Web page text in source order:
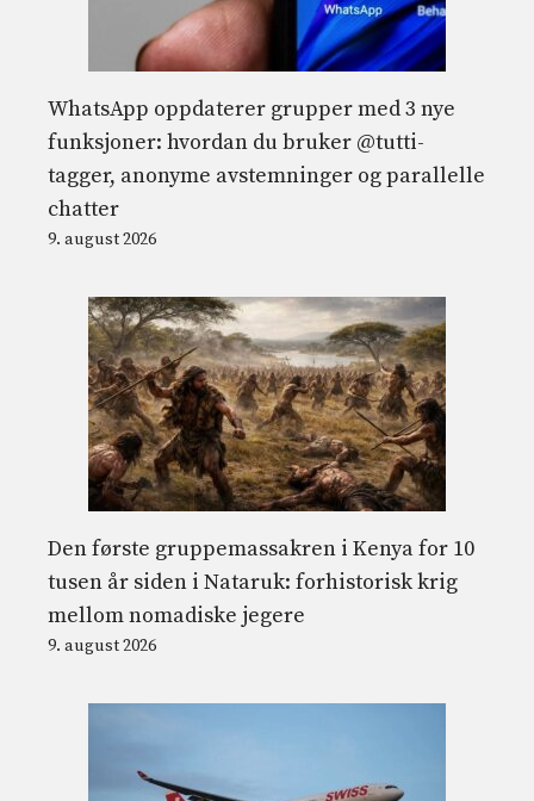
WhatsApp oppdaterer grupper med 3 nye
funksjoner: hvordan du bruker @tutti-
tagger, anonyme avstemninger og parallelle
chatter
9. august 2026
Den første gruppemassakren i Kenya for 10
tusen år siden i Nataruk: forhistorisk krig
mellom nomadiske jegere
9. august 2026